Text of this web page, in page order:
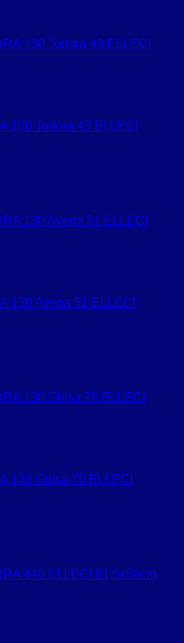
130 Tortora 43 ELLECI
130 Avena 51 ELLECI
130 Ghisa 70 ELLECI